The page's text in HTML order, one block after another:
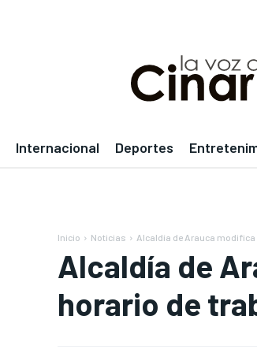
Internacional Deportes
Inicio Noticias Alcaldía de Arauca
Alcaldía de
horario de